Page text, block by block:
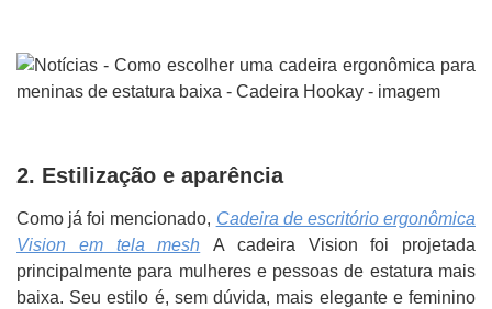
2. Estilização e aparência
Como já foi mencionado, Cadeira de escritório ergonômica
Vision em tela mesh
A cadeira Vision foi projetada
principalmente para mulheres e pessoas de estatura mais
baixa. Seu estilo é, sem dúvida, mais elegante e feminino